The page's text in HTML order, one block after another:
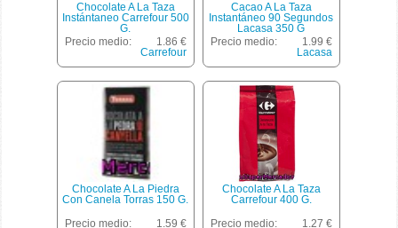
Chocolate A La Taza
Instántaneo Carrefour 500
G.
Precio medio:
1.86 €
Carrefour
Cacao A La Taza
Instantáneo 90 Segundos
Lacasa 350 G
Precio medio:
1.99 €
Lacasa
Chocolate A La Piedra
Con Canela Torras 150 G.
Precio medio:
1.59 €
Chocolate A La Taza
Carrefour 400 G.
Precio medio:
1.27 €